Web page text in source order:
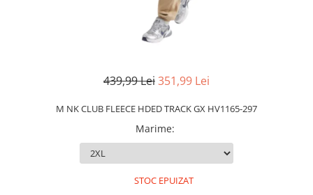
439,99 Lei351,99 Lei
M NK CLUB FLEECE HDED TRACK GX HV1165-297
Marime:
STOC EPUIZAT